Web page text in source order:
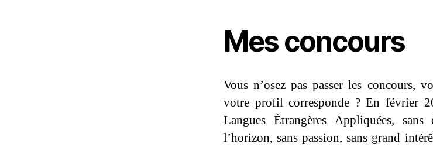
Mes concours
Vous n’osez pas passer les concours,
votre profil corresponde ? En février
Langues Étrangères Appliquées, sans
l’horizon, sans passion, sans grand